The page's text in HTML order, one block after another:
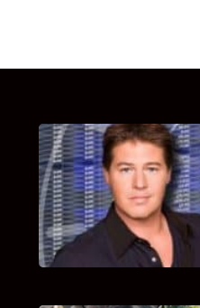
UITSTEL
Bekijk hier de
van Bricks and